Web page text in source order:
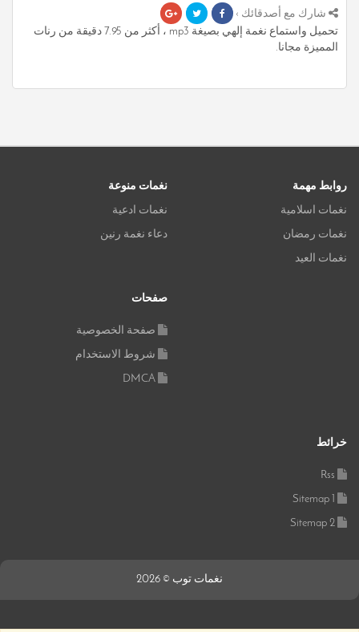
شارك مع أصدقائك ›
تحميل واستماع نغمة إلهي بصيغة mp3 ، أكثر من 7.95 دقيقة من رنات
المميزة مجانا.
روابط مهمة
نغمات اسلامية
نغمات رمضان
نغمات العيد
نغمات منوعة
نغمات ادعية
دعاء نغمة رنين
صفحات
صفحة الخصوصية
شروط الاستخدام
DMCA
خرائط
Rss
Sitemap 1
Sitemap 2
نغمات توب © 2026